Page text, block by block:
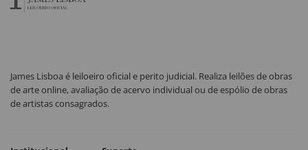
James Lisboa é leiloeiro oficial e perito judicial. Realiza leilões de obras
de arte online, avaliação de acervo individual ou de espólio de obras
de artistas consagrados.